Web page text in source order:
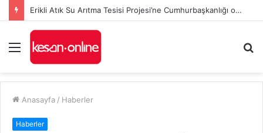
Erikli Atık Su Arıtma Tesisi Projesi’ne Cumhurbaşkanlığı onayı
Menü
...
Anasayfa / Haberler
Haberler